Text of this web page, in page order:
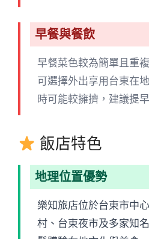
早餐與餐飲
早餐菜色較為簡單且重
可選擇外出享用台東在
時可能較擁擠，建議提
飯店特色
地理位置優勢
樂知旅店位於台東市中
村、台東夜市及多家知